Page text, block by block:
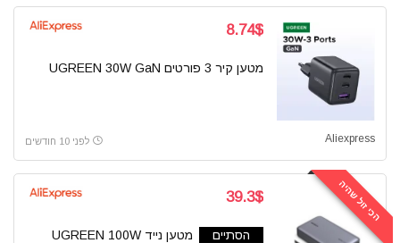
8.74$
מטען קיר 3 פורטים UGREEN 30W GaN
Aliexpress לפני 10 חודשים
הכי זול שהיה 39.3$
הסתיים
מטען נייד UGREEN 100W